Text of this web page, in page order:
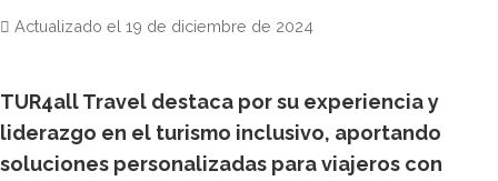
Actualizado el 19 de diciembre de 2024
TUR4all Travel destaca por su experiencia y
liderazgo en el turismo inclusivo, aportando
soluciones personalizadas para viajeros con